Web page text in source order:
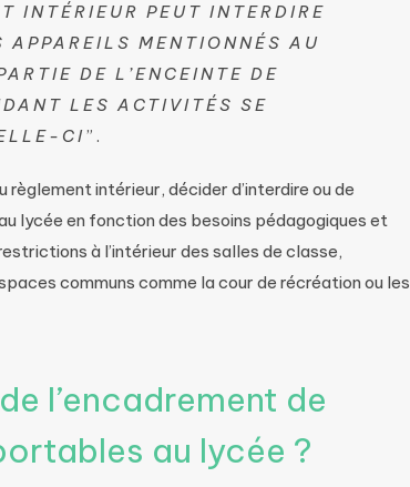
INTÉRIEUR PEUT INTERDIRE
APPAREILS MENTIONNÉS AU
DE L’ENCEINTE DE
LES ACTIVITÉS SE
CI”.
intérieur, décider d’interdire ou de
lycée en fonction des besoins pédagogiques et
à l’intérieur des salles de classe,
communs comme la cour de récréation ou les
l’encadrement de
au lycée ?